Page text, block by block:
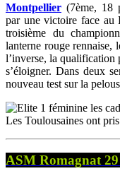
Montpellier (7ème, 18
par une victoire face au
troisième du
lanterne rouge rennaise,
l’inverse, la qualification
s’éloigner. Dans deux
nouveau test sur la
Les Toulousaines ont
ASM Romagnat